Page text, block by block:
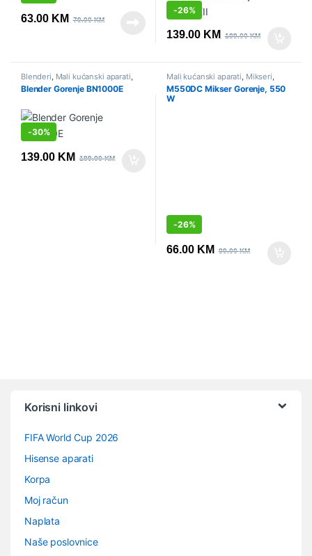
63.00 KM 79.00KM
-26%
139.00 KM 189.00KM
Blenderi Mali kućanski aparati
Sniženo
Blender Gorenje BN1000E
-30%
139.00 KM 199.00KM
Mali kućanski aparati Mikseri
Sniženo
M550DC Mikser Gorenje, 550
W
-26%
66.00 KM 89.00KM
Korisni linkovi
FIFA World Cup 2026
Hisense aparati
Korpa
Moj račun
Naplata
Naše poslovnice